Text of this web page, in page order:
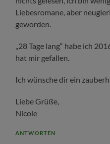
Liebesromane, aber
geworden.
„28 Tage lang“ habe ich
hat mir gefallen.
Ich wünsche dir ein
Liebe Grüße,
Nicole
ANTWORTEN